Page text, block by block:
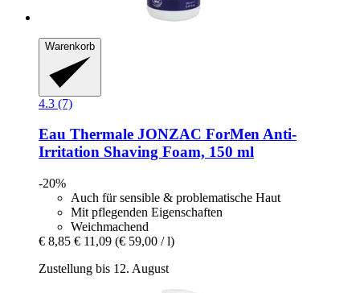
Warenkorb
4.3 (7)
Eau Thermale JONZAC ForMen Anti-​
Irritation Shaving Foam, 150 ml
-20%
Auch für sensible & problematische Haut
Mit pflegenden Eigenschaften
Weichmachend
€ 8,85 € 11,09 (€ 59,00 / l)
Zustellung bis 12. August